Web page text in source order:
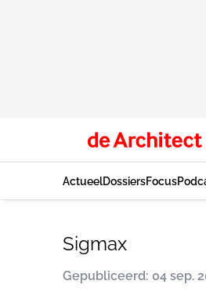
ActueelDossiersFocus
Sigmax
Gepubliceerd: 04 sep.